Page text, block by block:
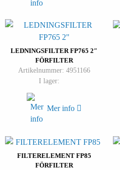
LEDNINGSFILTER FP765 2″
FÖRFILTER
Artikelnummer: 4951166
I lager:
Mer info
FILTERELEMENT FP85
FÖRFILTER